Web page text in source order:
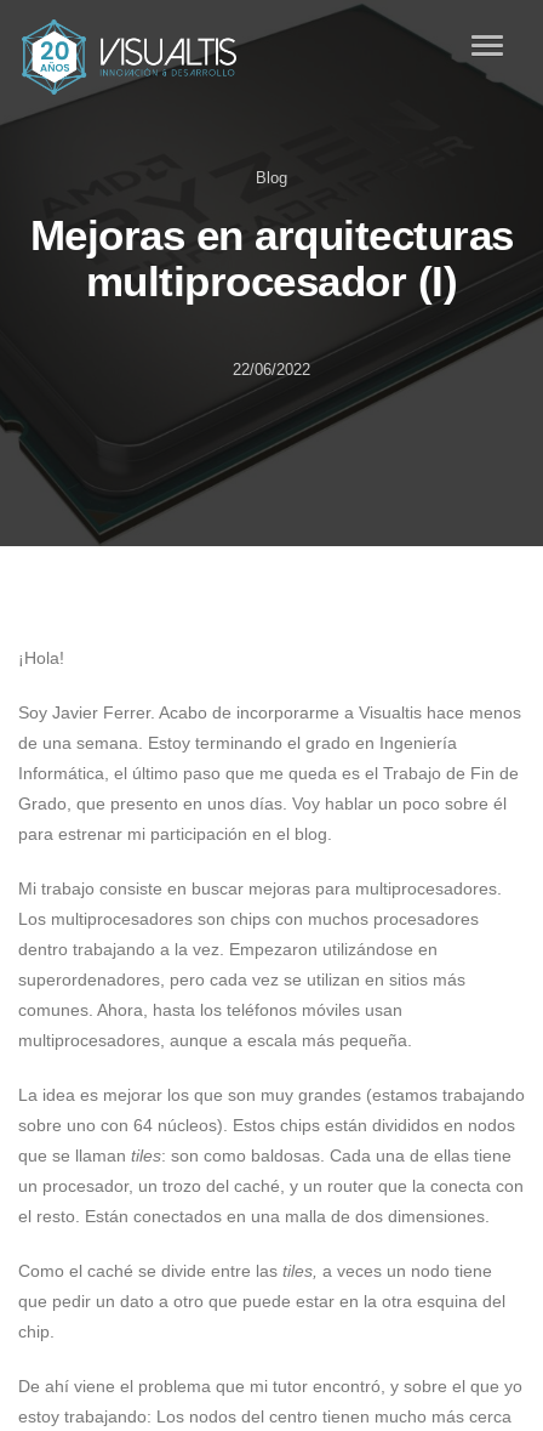
Blog
Mejoras en arquitecturas
multiprocesador (I)
22/06/2022
¡Hola!
Soy Javier Ferrer. Acabo de incorporarme a Visualtis hace menos
de una semana. Estoy terminando el grado en Ingeniería
Informática, el último paso que me queda es el Trabajo de Fin de
Grado, que presento en unos días. Voy hablar un poco sobre él
para estrenar mi participación en el blog.
Mi trabajo consiste en buscar mejoras para multiprocesadores.
Los multiprocesadores son chips con muchos procesadores
dentro trabajando a la vez. Empezaron utilizándose en
superordenadores, pero cada vez se utilizan en sitios más
comunes. Ahora, hasta los teléfonos móviles usan
multiprocesadores, aunque a escala más pequeña.
La idea es mejorar los que son muy grandes (estamos trabajando
sobre uno con 64 núcleos). Estos chips están divididos en nodos
que se llaman tiles: son como baldosas. Cada una de ellas tiene
un procesador, un trozo del caché, y un router que la conecta con
el resto. Están conectados en una malla de dos dimensiones.
Como el caché se divide entre las tiles, a veces un nodo tiene
que pedir un dato a otro que puede estar en la otra esquina del
chip.
De ahí viene el problema que mi tutor encontró, y sobre el que yo
estoy trabajando: Los nodos del centro tienen mucho más cerca